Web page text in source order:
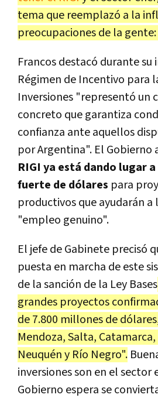
tema que reemplazó a la
preocupaciones de la
Francos destacó durante su
Régimen de Incentivo para
Inversiones "representó un
concreto que garantiza
confianza ante aquellos
por Argentina". El Gobierno
RIGI ya está dando lugar
fuerte de dólares para
productivos que ayudarán a
"empleo genuino".
El jefe de Gabinete precisó
puesta en marcha de este
de la sanción de la Ley Bases
grandes proyectos
de 7.800 millones de
Mendoza, Salta, Catamarca,
Neuquén y Río Negro".
inversiones son en el sector
Gobierno espera se